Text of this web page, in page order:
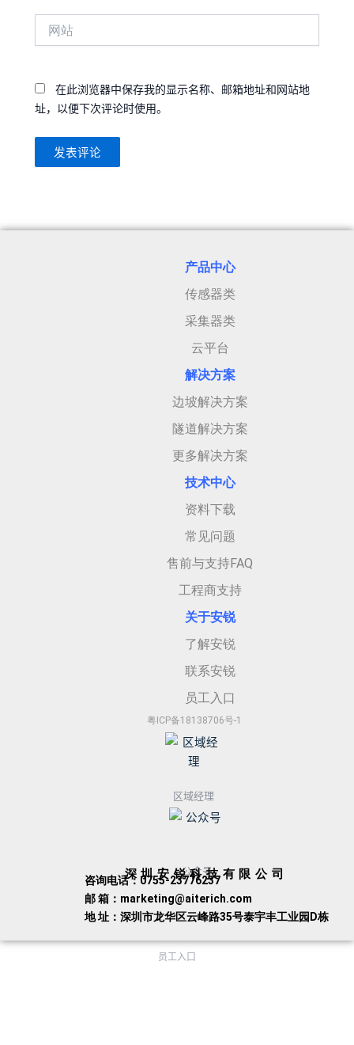
在此浏览器中保存我的显示名称、邮箱地址和网站地
址，以便下次评论时使用。
产品中心
传感器类
采集器类
云平台
解决方案
边坡解决方案
隧道解决方案
更多解决方案
技术中心
资料下载
常见问题
售前与支持FAQ
工程商支持
关于安锐
了解安锐
联系安锐
员工入口
粤ICP备18138706号-1
区域经理
公众号
深圳安锐科技有限公司
咨询电话：0755-23776237
邮 箱：marketing@aiterich.com
地 址：深圳市龙华区云峰路35号泰宇丰工业园D栋
员工入口